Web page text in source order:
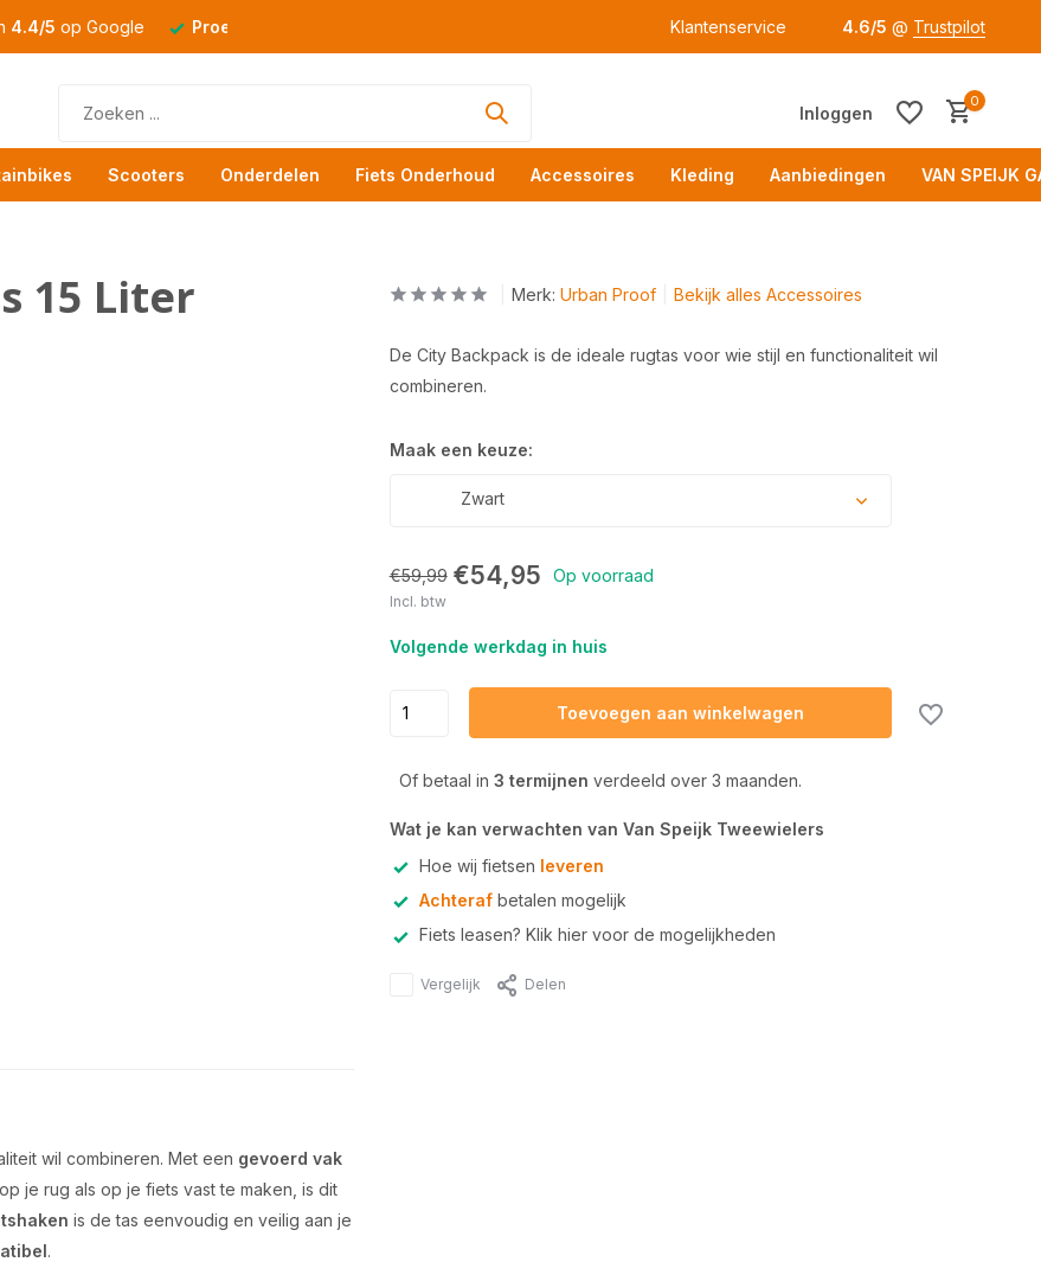
4.4/5 op Google Proefrit Klantenservice 4.6/5 @ Trustpilot
Inloggen
0
Scooters Onderdelen Fiets Onderhoud Accessoires Kleding Aanbiedingen VAN SPEIJK
15 Liter
wil combineren. Met een gevoerd vak
je rug als op je fiets vast te maken, is dit
is de tas eenvoudig en veilig aan je
.
Merk: Urban Proof Bekijk alles Accessoires
De City Backpack is de ideale rugtas voor wie stijl en functionaliteit wil
combineren.
Maak een keuze:
Zwart
€59,99 €54,95 Op voorraad
Incl. btw
Volgende werkdag in huis
Toevoegen aan winkelwagen
Of betaal in 3 termijnen verdeeld over 3 maanden.
Wat je kan verwachten van Van Speijk Tweewielers
Hoe wij fietsen leveren
Achterafbetalen mogelijk
Fiets leasen? Klik hier voor de mogelijkheden
Vergelijk Delen